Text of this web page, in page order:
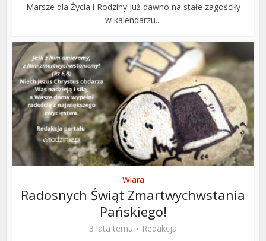
Marsze dla Życia i Rodziny już dawno na stałe zagościły
w kalendarzu...
Wiara
Radosnych Świąt Zmartwychwstania
Pańskiego!
3 lata temu
Redakcja